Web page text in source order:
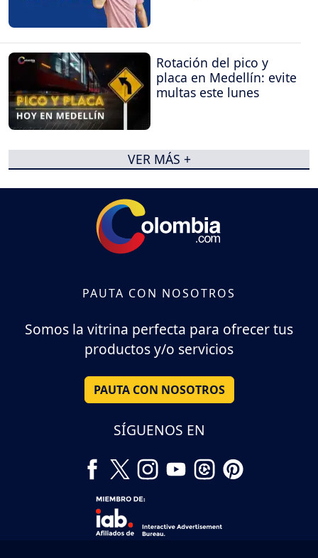
Rotación del pico y
placa en Medellín: evite
multas este lunes
VER MÁS +
PAUTA CON NOSOTROS
Somos la vitrina perfecta para ofrecer tus
productos y/o servicios
PAUTA CON NOSOTROS
SÍGUENOS EN